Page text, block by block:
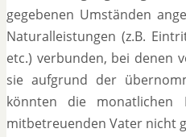
gegebenen Umständen
Naturalleistungen (z.B.
etc.) verbunden, bei denen
sie aufgrund der
könnten die
mitbetreuenden Vater nicht